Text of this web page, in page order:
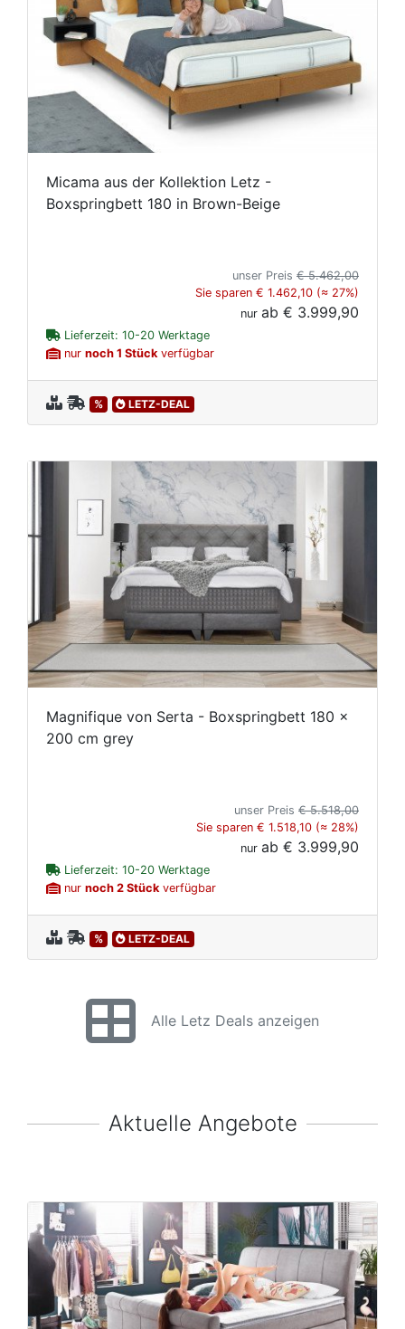
Micama aus der Kollektion Letz -
Boxspringbett 180 in Brown-Beige
unser Preis € 5.462,00
Sie sparen € 1.462,10 (≈ 27%)
nur ab € 3.999,90
Lieferzeit: 10-20 Werktage
nur noch 1 Stück verfügbar
% LETZ-DEAL
Magnifique von Serta - Boxspringbett 180 x
200 cm grey
unser Preis € 5.518,00
Sie sparen € 1.518,10 (≈ 28%)
nur ab € 3.999,90
Lieferzeit: 10-20 Werktage
nur noch 2 Stück verfügbar
% LETZ-DEAL
Alle Letz Deals anzeigen
Aktuelle Angebote